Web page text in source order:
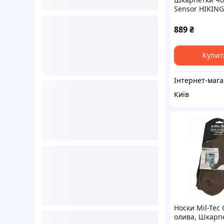
Sensor
88P199B15
889₴
Київ
Носки Mil-Tec
олива,